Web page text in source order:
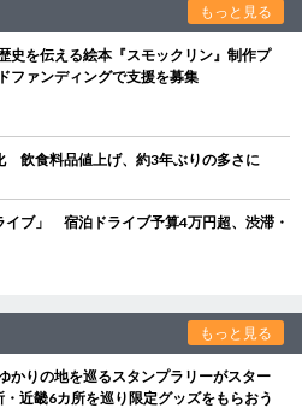
もっと見る
史を伝える絵本『スモックリン』制作プ
ファンディングで支援を募集
飲食料品値上げ、約3年ぶりの多さに
イブ」 宿泊ドライブ予算4万円超、渋滞・
もっと見る
かりの地を巡るスタンプラリーがスター
近畿6カ所を巡り限定グッズをもらおう